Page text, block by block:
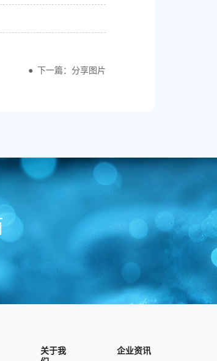
下一篇：分享图片
关于我
企业资讯